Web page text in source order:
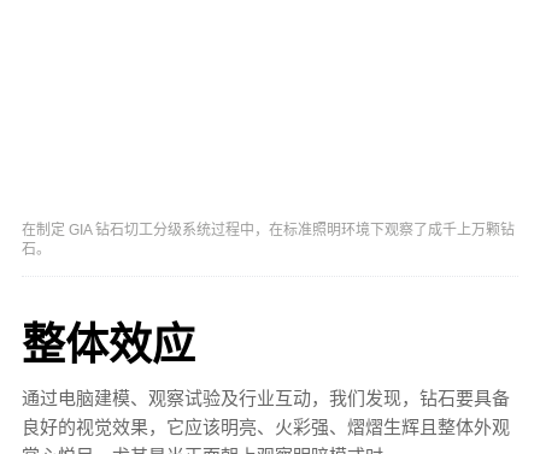
在制定 GIA 钻石切工分级系统过程中，在标准照明环境下观察了成千上万颗钻
石。
整体效应
通过电脑建模、观察试验及行业互动，我们发现，钻石要具备
良好的视觉效果，它应该明亮、火彩强、熠熠生辉且整体外观